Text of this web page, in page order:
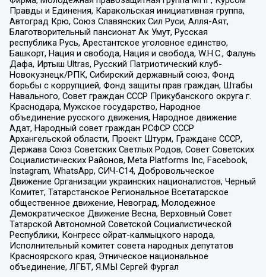
Правды и Единения, Каракольская инициативная группа,
Автоград Крю, Союз Славянских Сил Руси, Алля-Аят,
Благотворительный пансионат Ак Умут, Русская
республика Русь, Арестантское уголовное единство,
Башкорт, Нация и свобода, Нация и свобода, W.H.С., Фалунь
Дафа, Иртыш Ultras, Русский Патриотический клуб-
Новокузнецк/РПК, Сибирский державный союз, Фонд
борьбы с коррупцией, Фонд защиты прав граждан, Штабы
Навального, Совет граждан СССР Прикубанского округа г.
Краснодара, Мужское государство, Народное
объединение русского движения, Народное движение
Адат, Народный совет граждан РСФСР СССР
Архангельской области, Проект Штурм, Граждане СССР,
Держава Союз Советских Светлых Родов, Совет Советских
Социалистических Районов, Meta Platforms Inc, Facebook,
Instagram, WhatsApp, СИЧ-С14, Добровольческое
Движение Организации украинских националистов, Черный
Комитет, Татарстанское Региональное Всетатарское
общественное движение, Невоград, Молодежное
Демократическое Движение Весна, Верховный Совет
Татарской Автономной Советской Социалистической
Республики, Конгресс ойрат-калмыцкого народа,
Исполнительный комитет совета народных депутатов
Красноярского края, Этническое национальное
объединение, ЛГБТ, Я.МЫ Сергей Фургал